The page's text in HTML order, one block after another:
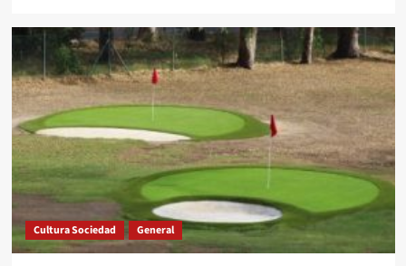
Cultura Sociedad General